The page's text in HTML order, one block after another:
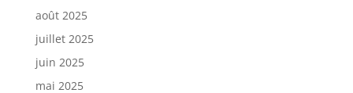
août 2025
juillet 2025
juin 2025
mai 2025